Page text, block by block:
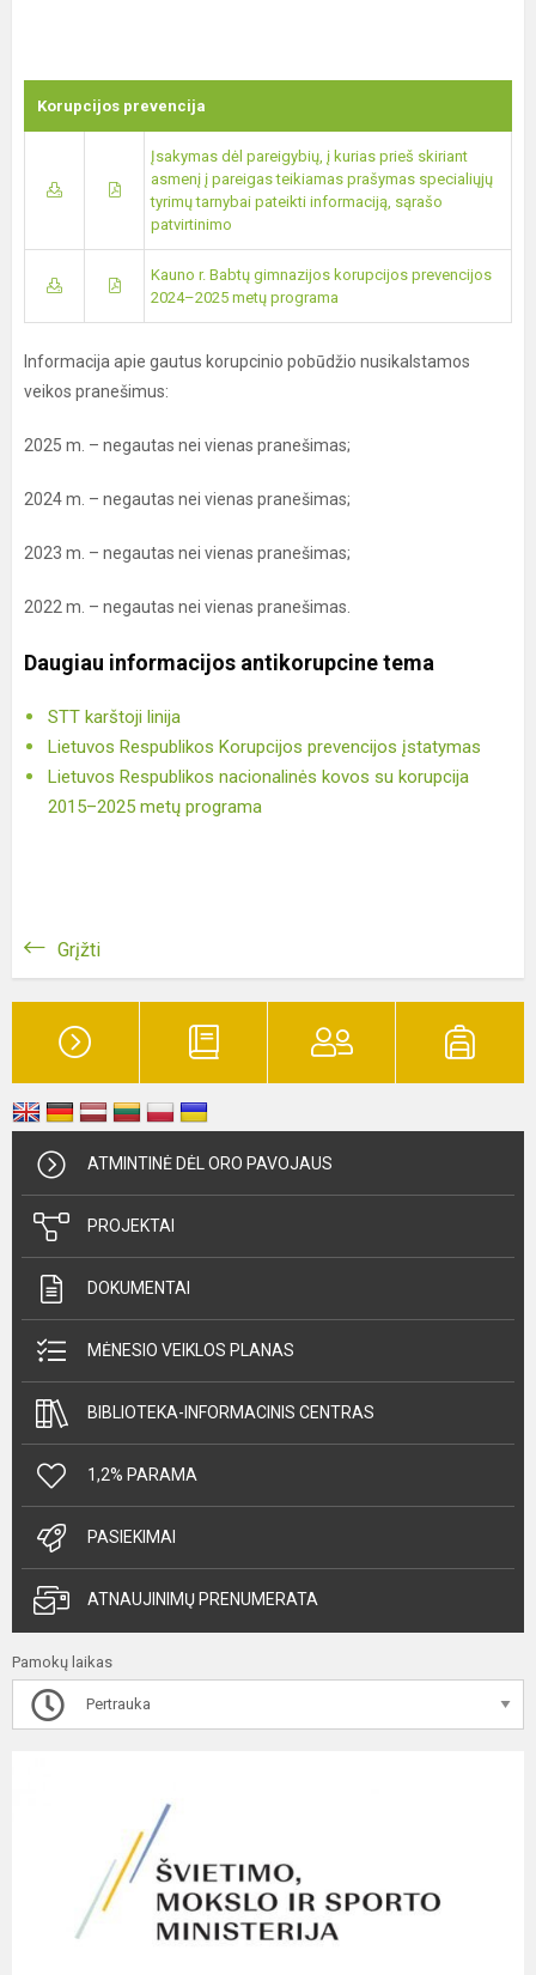
Korupcijos prevencija
Įsakymas dėl pareigybių, į kurias prieš skiriant
asmenį į pareigas teikiamas prašymas specialiųjų
tyrimų tarnybai pateikti informaciją, sąrašo
patvirtinimo
Kauno r. Babtų gimnazijos korupcijos prevencijos
2024–2025 metų programa
Informacija apie gautus korupcinio pobūdžio nusikalstamos
veikos pranešimus:
2025 m. – negautas nei vienas pranešimas;
2024 m. – negautas nei vienas pranešimas;
2023 m. – negautas nei vienas pranešimas;
2022 m. – negautas nei vienas pranešimas.
Daugiau informacijos antikorupcine tema
STT karštoji linija
Lietuvos Respublikos Korupcijos prevencijos įstatymas
Lietuvos Respublikos nacionalinės kovos su korupcija
2015–2025 metų programa
Grįžti
ATMINTINĖ DĖL ORO PAVOJAUS
PROJEKTAI
DOKUMENTAI
MĖNESIO VEIKLOS PLANAS
BIBLIOTEKA-INFORMACINIS CENTRAS
1,2% PARAMA
PASIEKIMAI
ATNAUJINIMŲ PRENUMERATA
Pamokų laikas
Pertrauka